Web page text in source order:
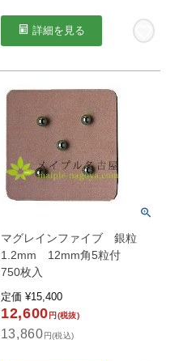
詳細を見る
マグレインファイブ 銀粒
1.2mm 12mm角5粒付
750枚入
定価 ¥15,400
12,600 円(税抜)
13,860 円(税込)